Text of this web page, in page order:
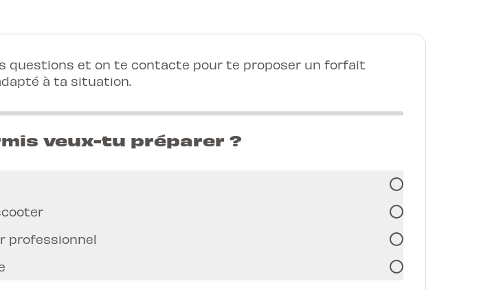
questions et on te contacte pour te proposer un forfait
à ta situation.
veux-tu préparer ?
professionnel